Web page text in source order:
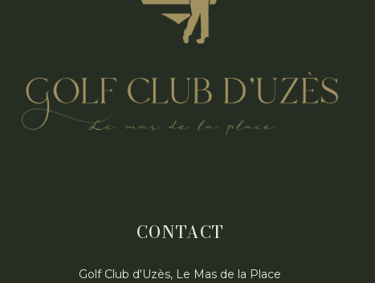
CONTACT
Golf Club d'Uzès, Le Mas de la Place